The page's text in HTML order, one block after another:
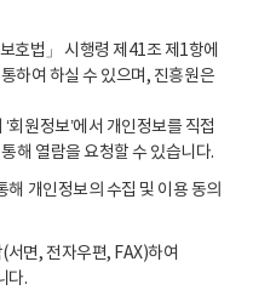
호법」 시행령 제41조 제1항에
하여 하실 수 있으며, 진흥원은
회원정보’에서 개인정보를 직접
해 열람을 요청할 수 있습니다.
해 개인정보의 수집 및 이용 동의
서면, 전자우편, FAX)하여
다.